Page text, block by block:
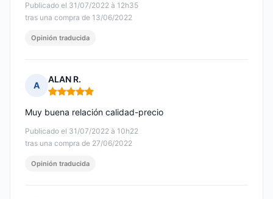
Publicado el 31/07/2022 à 12h35
tras una compra de 13/06/2022
Opinión traducida
A
ALAN R.
Nota: 5 de 5
Publicado el 31/07/2022 à 10h22
tras una compra de 27/06/2022
Muy buena relación calidad-precio
Opinión traducida